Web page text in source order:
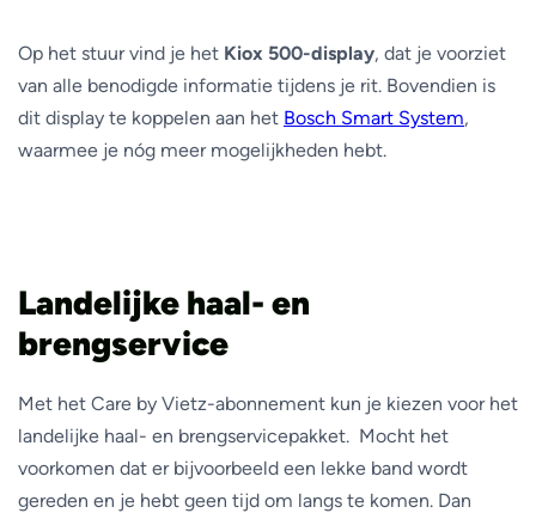
Op het stuur vind je het Kiox 500-display, dat je voorziet
van alle benodigde informatie tijdens je rit. Bovendien is
dit display te koppelen aan het Bosch Smart System,
waarmee je nóg meer mogelijkheden hebt.
Landelijke haal- en
brengservice
Met het Care by Vietz-abonnement kun je kiezen voor het
landelijke haal- en brengservicepakket. Mocht het
voorkomen dat er bijvoorbeeld een lekke band wordt
gereden en je hebt geen tijd om langs te komen. Dan